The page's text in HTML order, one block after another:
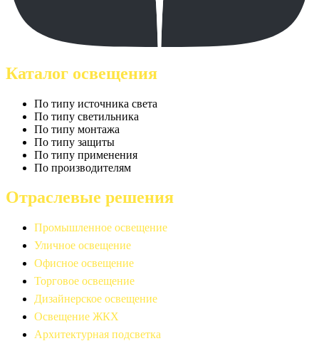
Каталог освещения
По типу источника света
По типу светильника
По типу монтажа
По типу защиты
По типу применения
По производителям
Отраслевые решения
Промышленное освещение
Уличное освещение
Офисное освещение
Торговое освещение
Дизайнерское освещение
Освещение ЖКХ
Архитектурная подсветка